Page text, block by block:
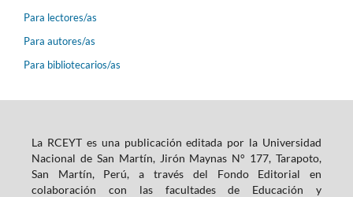
Para lectores/as
Para autores/as
Para bibliotecarios/as
La RCEYT es una publicación editada por la Universidad
Nacional de San Martín, Jirón Maynas N° 177, Tarapoto,
San Martín, Perú, a través del Fondo Editorial en
colaboración con las facultades de Educación y